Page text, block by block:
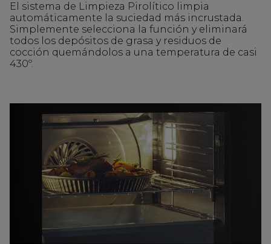
El sistema de Limpieza Pirolítico limpia
automáticamente la suciedad más incrustada.
Simplemente selecciona la función y eliminará
todos los depósitos de grasa y residuos de
cocción quemándolos a una temperatura de casi
430º.